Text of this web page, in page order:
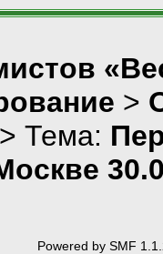
>
Тема:
Powered by SMF